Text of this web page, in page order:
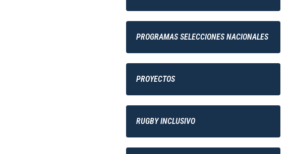
PROGRAMAS SELECCIONES NACIONALES
PROYECTOS
RUGBY INCLUSIVO